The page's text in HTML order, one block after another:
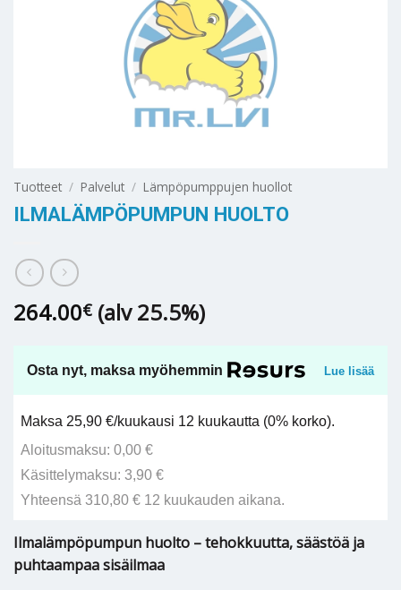
Tuotteet / Palvelut / Lämpöpumppujen huollot
ILMALÄMPÖPUMPUN HUOLTO
264.00€ (alv 25.5%)
Osta nyt, maksa myöhemmin Lue lisää
Maksa 25,90 €/kuukausi 12 kuukautta (0% korko).
Aloitusmaksu: 0,00 €
Käsittelymaksu: 3,90 €
Yhteensä 310,80 € 12 kuukauden aikana.
Ilmalämpöpumpun huolto – tehokkuutta, säästöä ja
puhtaampaa sisäilmaa